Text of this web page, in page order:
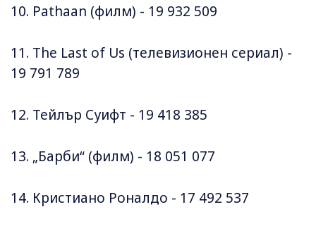
10. Pathaan (филм) - 19 932 509
11. The Last of Us (телевизионен сериал) -
19 791 789
12. Тейлър Суифт - 19 418 385
13. „Барби“ (филм) - 18 051 077
14. Кристиано Роналдо - 17 492 537